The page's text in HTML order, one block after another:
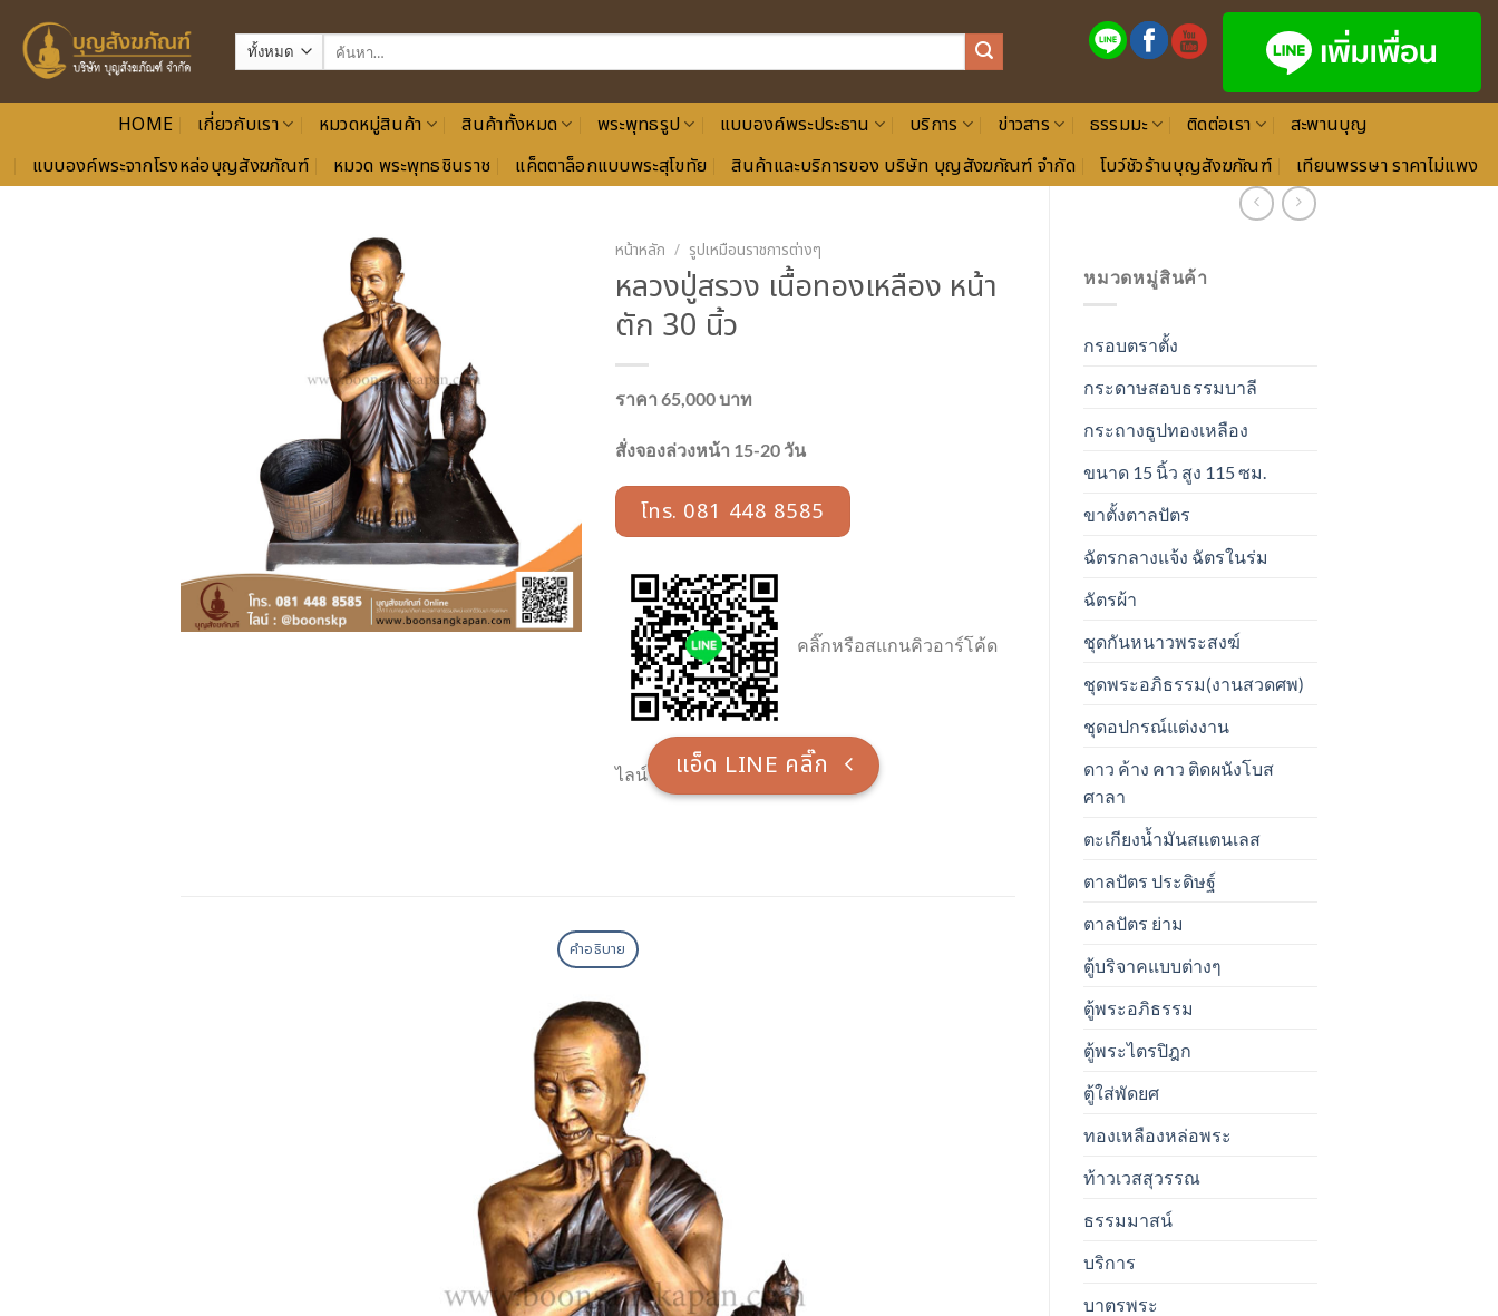
ค้นหา:
HOME เกี่ยวกับเรา หมวดหมู่สินค้า สินค้าทั้งหมด พระพุทธรูป แบบองค์พระประธาน บริการ ข่าวสาร ธรรมมะ ติดต่อเรา
สะพานบุญ
แบบองค์พระจากโรงหล่อบุญสังฆภัณฑ์
หมวด พระพุทธชินราช แค็ตตาล็อกแบบพระสุโขทัย สินค้าและบริการของ บริษัท บุญสังฆภัณฑ์ จำกัด โบว์ชัวร้านบุญสังฆภัณฑ์ เทียนพรรษา ราคาไม่แพง
หมวดหมู่สินค้า
กรอบตราตั้ง
กระดาษสอบธรรมบาลี
กระถางธูปทองเหลือง
ขนาด 15 นิ้ว สูง 115 ซม.
ขาตั้งตาลปัตร
ฉัตรกลางแจ้ง ฉัตรในร่ม
ฉัตรผ้า
ชุดกันหนาวพระสงฆ์
ชุดพระอภิธรรม(งานสวดศพ)
ชุดอปกรณ์แต่งงาน
ดาว ค้าง คาว ติดผนังโบส
ศาลา
ตะเกียงน้ำมันสแตนเลส
ตาลปัตร ประดิษฐ์
ตาลปัตร ย่าม
ตู้บริจาคแบบต่างๆ
ตู้พระอภิธรรม
ตู้พระไตรปิฎก
ตู้ใส่พัดยศ
ทองเหลืองหล่อพระ
ท้าวเวสสุวรรณ
ธรรมมาสน์
บริการ
บาตรพระ
หน้าหลัก / รูปเหมือนราชการต่างๆ
หลวงปู่สรวง เนื้อทองเหลือง หน้า
ตัก 30 นิ้ว
ราคา 65,000 บาท
สั่งจองล่วงหน้า 15-20 วัน
โทร. 081 448 8585
คลิ๊กหรือสแกนคิวอาร์โค้ด
ไลน์ แอ็ด LINE คลิ๊ก
คำอธิบาย